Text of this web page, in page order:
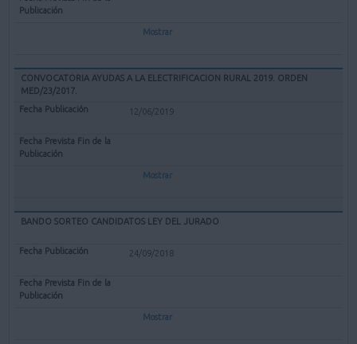
Mostrar
CONVOCATORIA AYUDAS A LA ELECTRIFICACION RURAL 2019. ORDEN
MED/23/2017.
12/06/2019
Mostrar
BANDO SORTEO CANDIDATOS LEY DEL JURADO
24/09/2018
Mostrar